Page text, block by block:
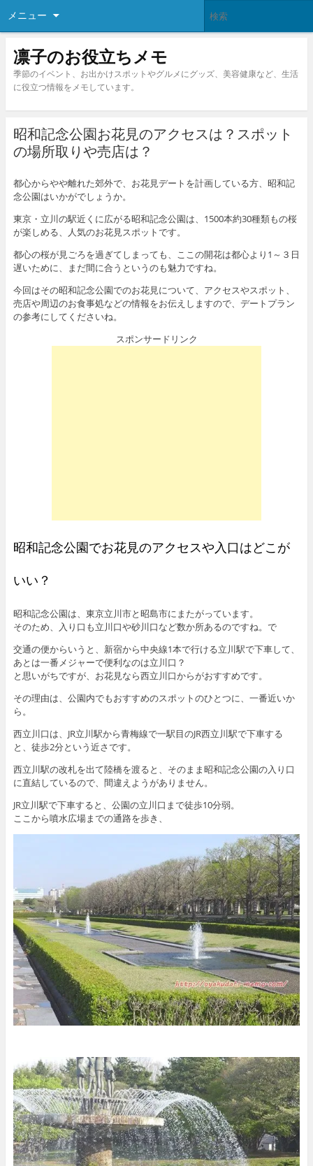
メニュー
凛子のお役立ちメモ
季節のイベント、お出かけスポットやグルメにグッズ、美容健康など、生活
に役立つ情報をメモしています。
昭和記念公園お花見のアクセスは？スポット
の場所取りや売店は？
都心からやや離れた郊外で、お花見デートを計画している方、昭和記
念公園はいかがでしょうか。
東京・立川の駅近くに広がる昭和記念公園は、1500本約30種類もの桜
が楽しめる、人気のお花見スポットです。
都心の桜が見ごろを過ぎてしまっても、ここの開花は都心より1～３日
遅いために、まだ間に合うというのも魅力ですね。
今回はその昭和記念公園でのお花見について、アクセスやスポット、
売店や周辺のお食事処などの情報をお伝えしますので、デートプラン
の参考にしてくださいね。
スポンサードリンク
昭和記念公園でお花見のアクセスや入口はどこが
いい？
昭和記念公園は、東京立川市と昭島市にまたがっています。
そのため、入り口も立川口や砂川口など数か所あるのですね。で
交通の便からいうと、新宿から中央線1本で行ける立川駅で下車して、
あとは一番メジャーで便利なのは立川口？
と思いがちですが、お花見なら西立川口からがおすすめです。
その理由は、公園内でもおすすめのスポットのひとつに、一番近いか
ら。
西立川口は、JR立川駅から青梅線で一駅目のJR西立川駅で下車する
と、徒歩2分という近さです。
西立川駅の改札を出て陸橋を渡ると、そのまま昭和記念公園の入り口
に直結しているので、間違えようがありません。
JR立川駅で下車すると、公園の立川口まで徒歩10分弱。
ここから噴水広場までの通路を歩き、